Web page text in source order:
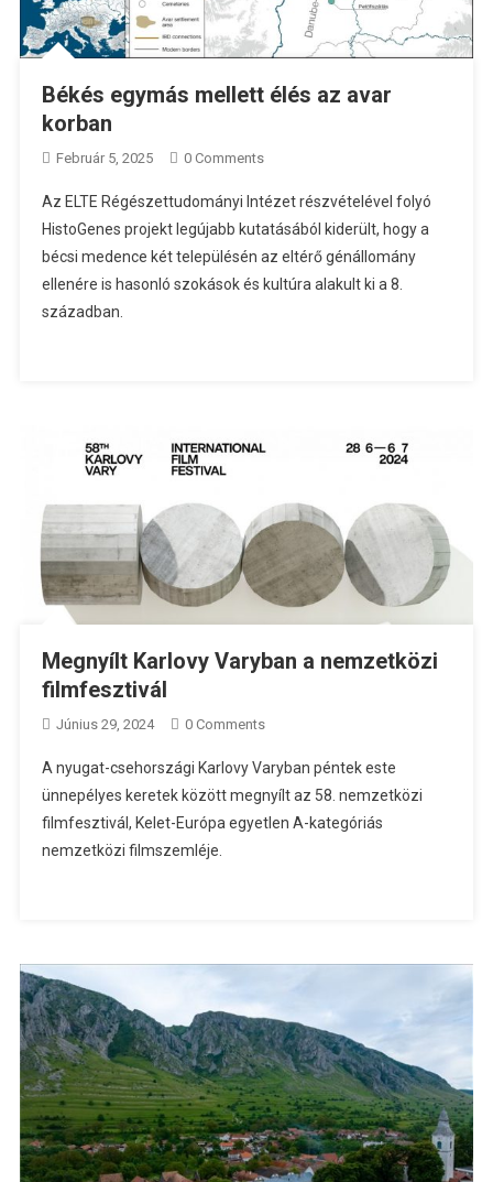
Békés egymás mellett élés az avar
korban
Február 5, 2025 0 Comments
Az ELTE Régészettudományi Intézet részvételével folyó
HistoGenes projekt legújabb kutatásából kiderült, hogy a
bécsi medence két településén az eltérő génállomány
ellenére is hasonló szokások és kultúra alakult ki a 8.
században.
Megnyílt Karlovy Varyban a nemzetközi
filmfesztivál
Június 29, 2024 0 Comments
A nyugat-csehországi Karlovy Varyban péntek este
ünnepélyes keretek között megnyílt az 58. nemzetközi
filmfesztivál, Kelet-Európa egyetlen A-kategóriás
nemzetközi filmszemléje.